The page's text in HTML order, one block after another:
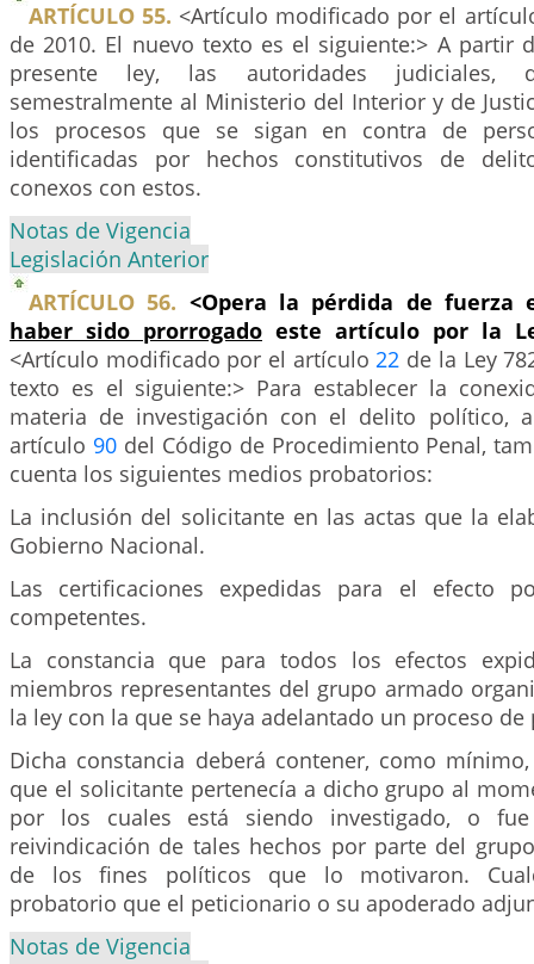
ARTÍCULO 55. <Artículo modificado por el
de 2010. El nuevo texto es el siguiente:> A partir
presente ley, las autoridades judiciales,
semestralmente al Ministerio del Interior y de
los procesos que se sigan en contra de
identificadas por hechos constitutivos de
conexos con estos.
Notas de Vigencia
Legislación Anterior
ARTÍCULO 56. <Opera la pérdida de fuerza
haber sido prorrogado este artículo por la
<Artículo modificado por el artículo22 de la Ley
texto es el siguiente:> Para establecer la
materia de investigación con el delito político,
artículo 90del Código de Procedimiento Penal,
cuenta los siguientes medios probatorios:
La inclusión del solicitante en las actas que la
Gobierno Nacional.
Las certificaciones expedidas para el efecto
competentes.
La constancia que para todos los efectos
miembros­ representantes del grupo armado
la ley con la que se haya adelantado un proceso de
Dicha constancia deberá contener, como
que el solicitante pertenecía a dicho grupo al
por los cuales está siendo investigado, o
reivindicación de tales hechos por parte del
de los fines políticos que lo motivaron.
probatorio que el peticionario o su apoderado
Notas de Vigencia